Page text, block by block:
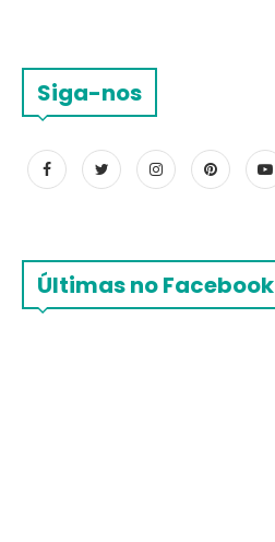
Siga-nos
Últimas no Facebook